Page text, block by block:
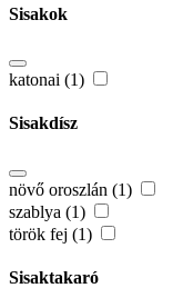
Sisakok
katonai (1)
Sisakdísz
növő oroszlán (1)
szablya (1)
török fej (1)
Sisaktakaró